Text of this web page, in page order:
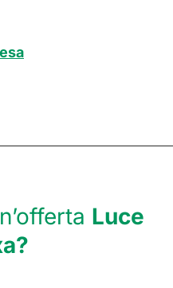
Luce